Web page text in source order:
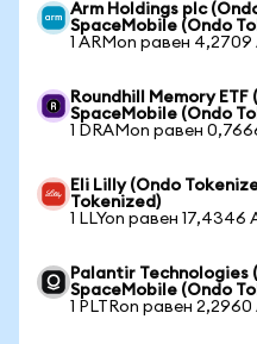
Arm Holdings plc
SpaceMobile (Ondo
1 ARMon равен 4,2709
Roundhill Memory ETF
SpaceMobile (Ondo
1 DRAMon равен
Eli Lilly (Ondo
Tokenized)
1 LLYon равен 17,4346
Palantir Technologies
SpaceMobile (Ondo
1 PLTRon равен 2,2960